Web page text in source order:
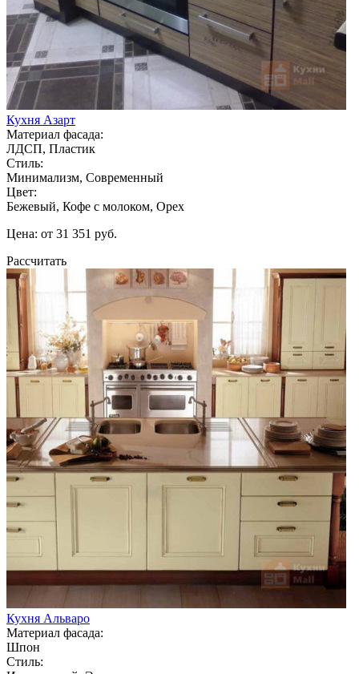
Кухня Азарт
Материал фасада:
ЛДСП, Пластик
Стиль:
Минимализм, Современный
Цвет:
Бежевый, Кофе с молоком, Орех
Цена: от 31 351 руб.
Рассчитать
Кухня Альваро
Материал фасада:
Шпон
Стиль: